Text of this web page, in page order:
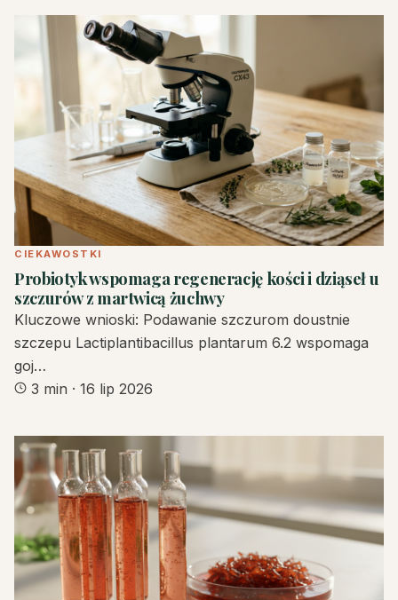
CIEKAWOSTKI
Probiotyk wspomaga regenerację kości i dziąseł u
szczurów z martwicą żuchwy
Kluczowe wnioski: Podawanie szczurom doustnie
szczepu Lactiplantibacillus plantarum 6.2 wspomaga
goj…
3 min · 16 lip 2026